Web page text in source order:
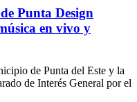
Punta Design
en vivo y
de Punta del Este y la
de Interés General por el